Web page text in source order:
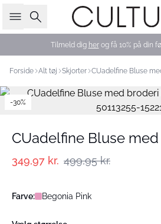
Søg
Tilmeld dig herog få 10% på din
Forside Alt tøj Skjorter CUadelfine Bluse
-30%
CUadelfine Bluse
349,97 kr. 499,95 kr.
Farve: Begonia Pink